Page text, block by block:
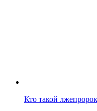
Кто такой